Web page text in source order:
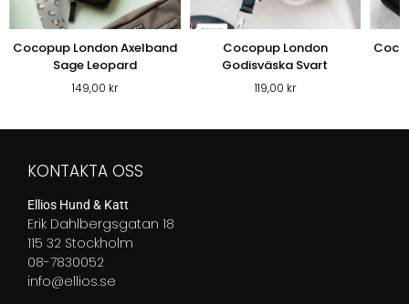
Cocopup London Axelband
Sage Leopard
149,00 kr
Cocopup London
Godisväska Svart
119,00 kr
KONTAKTA OSS
Ellios Hund & Katt
Erik Dahlbergsgatan 18
115 32 Stockholm
08-7830052
info@ellios.se